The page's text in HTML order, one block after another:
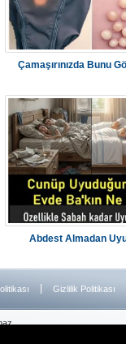
Çamaşırınızda Bunu
Abdest Almadan
Gizlilik Politikası